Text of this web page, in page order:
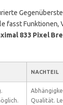
fasst
833 Pixel
NACHTEIL
Qualität.